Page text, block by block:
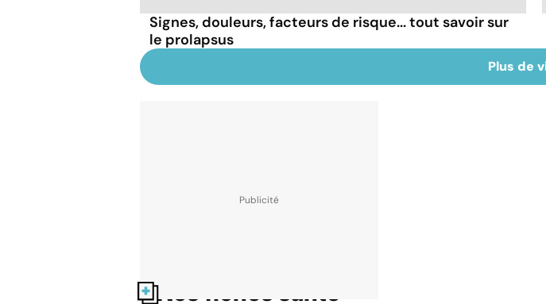
Signes, douleurs, facteurs de risque... tout savoir sur
le prolapsus
Plus de
Nos fiches santé